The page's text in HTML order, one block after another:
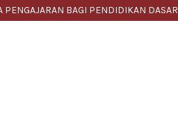
PENGAJARAN BAGI PENDIDIKAN DASAR